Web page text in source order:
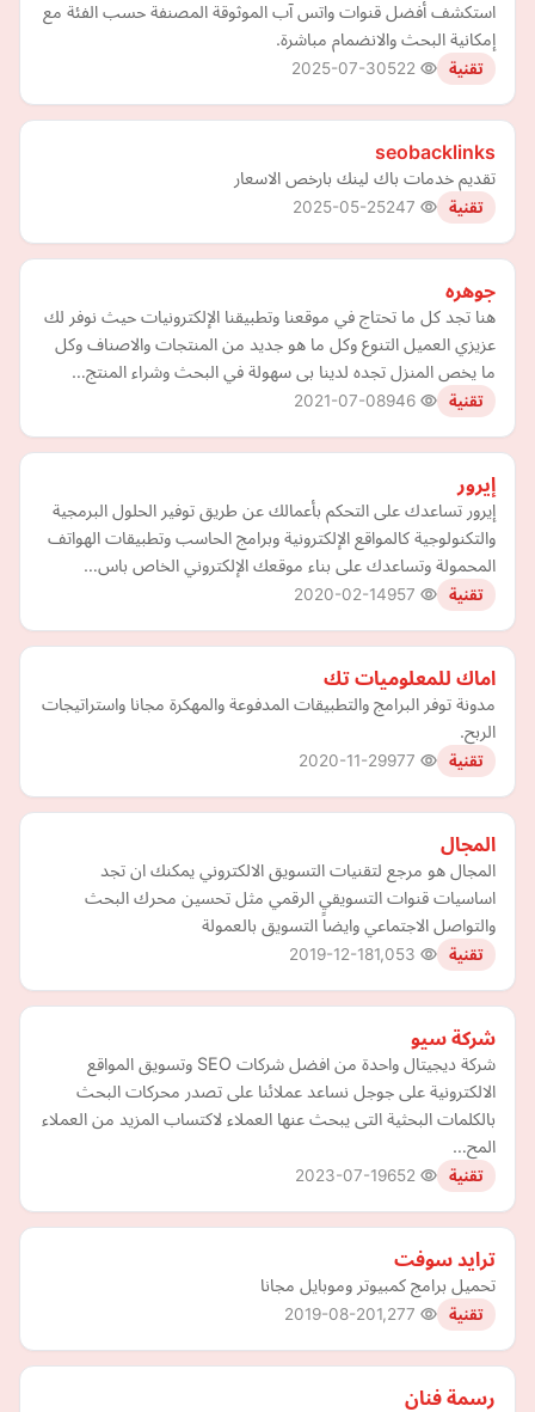
استكشف أفضل قنوات واتس آب الموثوقة المصنفة حسب الفئة مع
إمكانية البحث والانضمام مباشرة.
تقنية 2025-07-30
seobacklinks
تقديم خدمات باك لينك بارخص الاسعار
تقنية 2025-05-25
جوهره
هنا تجد كل ما تحتاج في موقعنا وتطبيقنا الإلكترونيات حيث نوفر لك
عزيزي العميل التنوع وكل ما هو جديد من المنتجات والاصناف وكل
ما يخص المنزل تجده لدينا بى سهولة في البحث وشراء المنتج…
تقنية 2021-07-08
إيرور
إيرور تساعدك على التحكم بأعمالك عن طريق توفير الحلول البرمجية
والتكنولوجية كالمواقع الإلكترونية وبرامج الحاسب وتطبيقات الهواتف
المحمولة وتساعدك على بناء موقعك الإلكتروني الخاص باس…
تقنية 2020-02-14
اماك للمعلوميات تك
مدونة توفر البرامج والتطبيقات المدفوعة والمهكرة مجانا واستراتيجات
الربح.
تقنية 2020-11-29
المجال
المجال هو مرجع لتقنيات التسويق الالكتروني يمكنك ان تجد
اساسيات قنوات التسويقي الرقمي مثل تحسين محرك البحث
والتواصل الاجتماعي وايضاً التسويق بالعمولة
تقنية 2019-12-18
شركة سيو
شركة ديجيتال واحدة من افضل شركات SEO وتسويق المواقع
الالكترونية على جوجل نساعد عملائنا على تصدر محركات البحث
بالكلمات البحثية التى يبحث عنها العملاء لاكتساب المزيد من العملاء
المح…
تقنية 2023-07-19
ترايد سوفت
تحميل برامج كمبيوتر وموبايل مجانا
تقنية 2019-08-20
رسمة فنان